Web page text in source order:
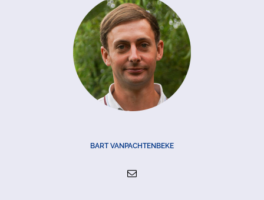
BART VANPACHTENBEKE